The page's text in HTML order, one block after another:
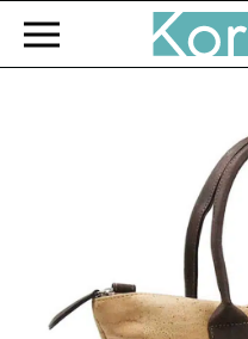
Zum Hauptinhalt springen